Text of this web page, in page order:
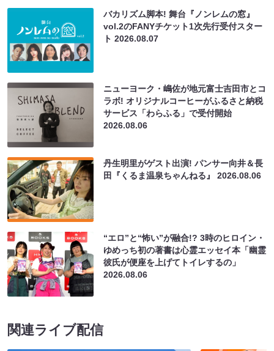
バカリズム脚本! 舞台『ノンレムの窓』
vol.2のFANYチケット1次先行受付スター
ト2026.08.07
ニューヨーク・嶋佐が地元富士吉田市とコ
ラボ! オリジナルコーヒーがふるさと納税
サービス「わらふる」で受付開始
2026.08.06
丹生明里がゲスト出演! パンサー向井＆長
田『くるま温泉ちゃんねる』2026.08.06
“エロ”と“怖い”が融合!? 3時のヒロイン・
ゆめっち初の著書は心霊エッセイ本「幽霊
彼氏が便座を上げてトイレするの」
2026.08.06
関連ライブ配信